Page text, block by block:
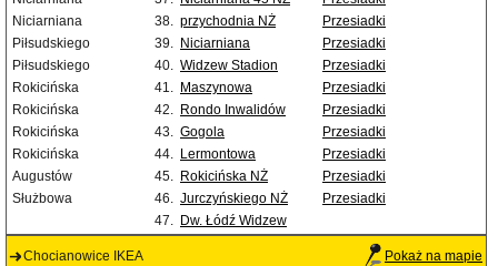
Niciarniana
38. przychodnia NŻ
Przesiadki
Piłsudskiego
39. Niciarniana
Przesiadki
Piłsudskiego
40. Widzew Stadion
Przesiadki
Rokicińska
41. Maszynowa
Przesiadki
Rokicińska
42. Rondo Inwalidów
Przesiadki
Rokicińska
43. Gogola
Przesiadki
Rokicińska
44. Lermontowa
Przesiadki
Augustów
45. Rokicińska NŻ
Przesiadki
Służbowa
46. Jurczyńskiego NŻ
Przesiadki
47. Dw. Łódź Widzew
Chocianowice IKEA Pokaż na mapie